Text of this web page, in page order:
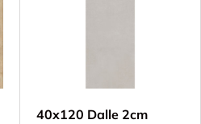
40x120 Dalle 2cm